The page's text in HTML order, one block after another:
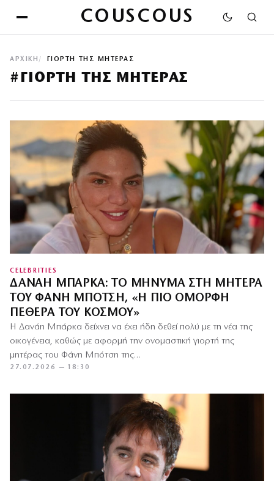
COUSCOUS
ΑΡΧΙΚΉ ΓΙΟΡΤΗ ΤΗΣ ΜΗΤΕΡΑΣ
#ΓΙΟΡΤΗ ΤΗΣ ΜΗΤΕΡΑΣ
CELEBRITIES
ΔΑΝΆΗ ΜΠΆΡΚΑ: ΤΟ ΜΉΝΥΜΑ ΣΤΗ ΜΗΤΈΡΑ
ΤΟΥ ΦΆΝΗ ΜΠΌΤΣΗ, «Η ΠΙΟ ΌΜΟΡΦΗ
ΠΕΘΕΡΆ ΤΟΥ ΚΌΣΜΟΥ»
Η Δανάη Μπάρκα δείχνει να έχει ήδη δεθεί πολύ με τη νέα της
οικογένεια, καθώς με αφορμή την ονομαστική γιορτή της
μητέρας του Φάνη Μπότση της…
27.07.2026 — 18:30